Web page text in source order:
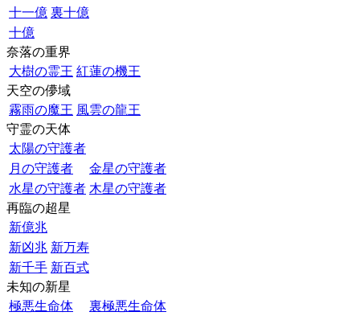
十一億 裏十億
十億
奈落の重界
大樹の霊王 紅蓮の機王
天空の儚域
霧雨の魔王 風雲の龍王
守霊の天体
太陽の守護者
月の守護者
金星の守護者
水星の守護者 木星の守護者
再臨の超星
新億兆
新凶兆 新万寿
新千手 新百式
未知の新星
極悪生命体
裏極悪生命体